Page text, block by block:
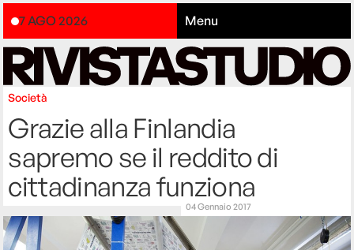
7 AGO 2026 Menu
Società
Grazie alla Finlandia
sapremo se il reddito di
cittadinanza funziona
04 Gennaio 2017